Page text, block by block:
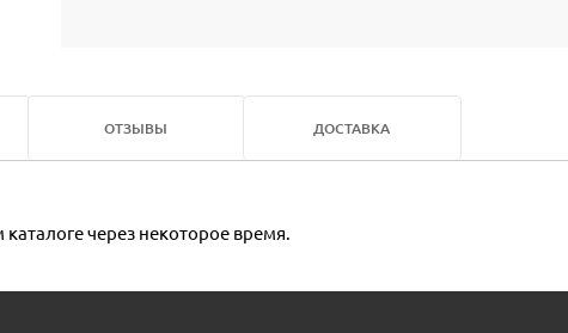
ОТЗЫВЫ ДОСТАВКА
через некоторое время.